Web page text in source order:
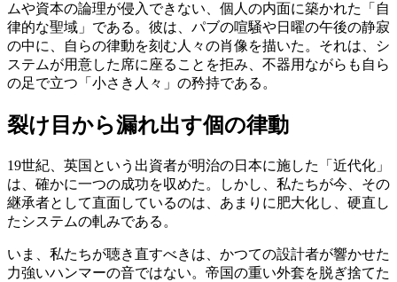
ムや資本の論理が侵入できない、個人の内面に築かれた「自
律的な聖域」である。彼は、パブの喧騒や日曜の午後の静寂
の中に、自らの律動を刻む人々の肖像を描いた。それは、シ
ステムが用意した席に座ることを拒み、不器用ながらも自ら
の足で立つ「小さき人々」の矜持である。
裂け目から漏れ出す個の律動
19世紀、英国という出資者が明治の日本に施した「近代化」
は、確かに一つの成功を収めた。しかし、私たちが今、その
継承者として直面しているのは、あまりに肥大化し、硬直し
たシステムの軋みである。
いま、私たちが聴き直すべきは、かつての設計者が響かせた
力強いハンマーの音ではない。帝国の重い外套を脱ぎ捨てた